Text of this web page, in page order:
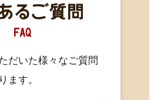
だいた様々なご質問
ます。